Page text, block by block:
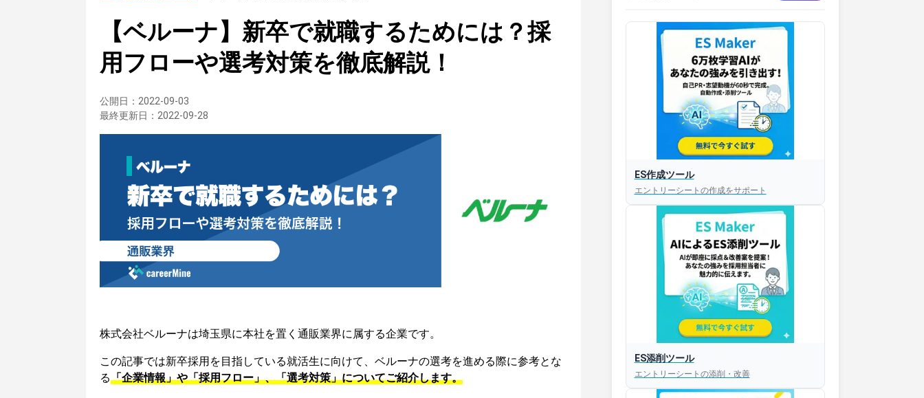
【ベルーナ】新卒で就職するためには？採
用フローや選考対策を徹底解説！
公開日： 2022-09-03
最終更新日： 2022-09-28
株式会社ベルーナは埼玉県に本社を置く通販業界に属する企業です。
この記事では新卒採用を目指している就活生に向けて、ベルーナの選考を進める際に参考とな
る「企業情報」や「採用フロー」、「選考対策」についてご紹介します。
ES作成ツール
エントリーシートの作成をサポート
ES添削ツール
エントリーシートの添削・改善